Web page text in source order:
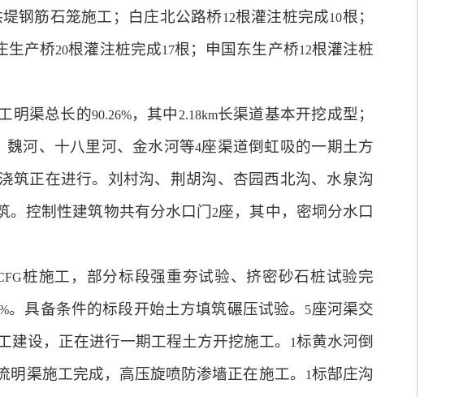
钢筋石笼施工；白庄北公路桥12根灌注桩完成10根；
生产桥20根灌注桩完成17根；申国东生产桥12根灌注桩
明渠总长的90.26%，其中 2.18km长渠道基本开挖成型；
魏河、十八里河、金水河等4座渠道倒虹吸的一期土方
筑正在进行。刘村沟、荆胡沟、杏园西北沟、水泉沟
。控制性建筑物共有分水口门 2座，其中，密垌分水口
桩施工，部分标段强重夯试验、挤密砂石桩试验完
。具备条件的标段开始土方填筑碾压试验。 5座河渠交
设，正在进行一期工程土方开挖施工。
1标黄水河倒
渠施工完成，高压旋喷防渗墙正在施工。 1标郜庄沟